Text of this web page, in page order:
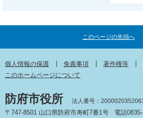
このページの先頭へ
個人情報の保護 免責事項
著作権等
このホームページについて
防府市役所 法人番号：
〒747-8501 山口県防府市寿町7番1号 電話